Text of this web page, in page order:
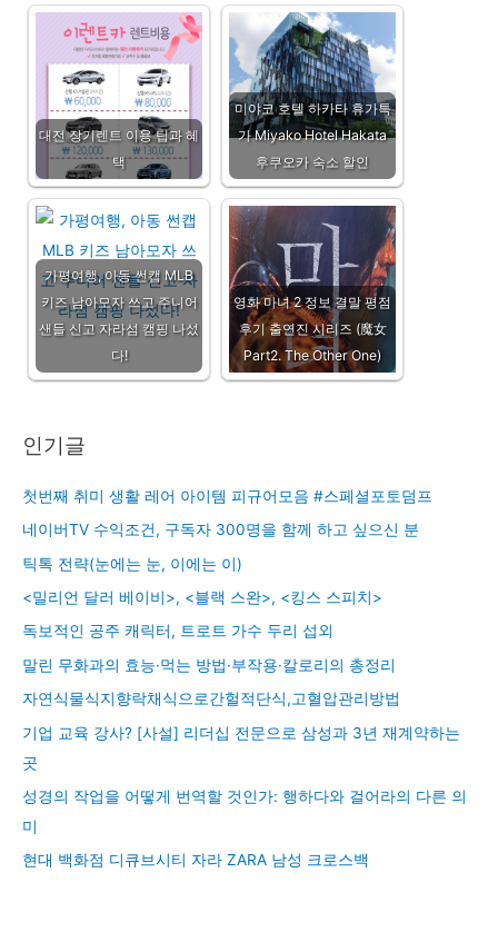
대전 장기렌트 이용 팁과 혜
택
미야코 호텔 하카타 휴가특
가 Miyako Hotel Hakata
후쿠오카 숙소 할인
가평여행, 아동 썬캡 MLB
키즈 남아모자 쓰고 주니어
샌들 신고 자라섬 캠핑 나섰
다!
영화 마녀 2 정보 결말 평점
후기 출연진 시리즈 (魔女
Part2. The Other One)
인기글
첫번째 취미 생활 레어 아이템 피규어모음 #스페셜포토덤프
네이버TV 수익조건, 구독자 300명을 함께 하고 싶으신 분
틱톡 전략(눈에는 눈, 이에는 이)
<밀리언 달러 베이비>, <블랙 스완>, <킹스 스피치>
독보적인 공주 캐릭터, 트로트 가수 두리 섭외
말린 무화과의 효능·먹는 방법·부작용·칼로리의 총정리
자연식물식지향락채식으로간헐적단식,고혈압관리방법
기업 교육 강사? [사설] 리더십 전문으로 삼성과 3년 재계약하는
곳
성경의 작업을 어떻게 번역할 것인가: 행하다와 걸어라의 다른 의
미
현대 백화점 디큐브시티 자라 ZARA 남성 크로스백